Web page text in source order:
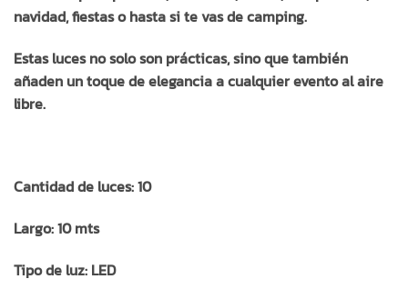
navidad, fiestas o hasta si te vas de camping.
Estas luces no solo son prácticas, sino que también
añaden un toque de elegancia a cualquier evento al aire
libre.
Cantidad de luces: 10
Largo: 10 mts
Tipo de luz: LED